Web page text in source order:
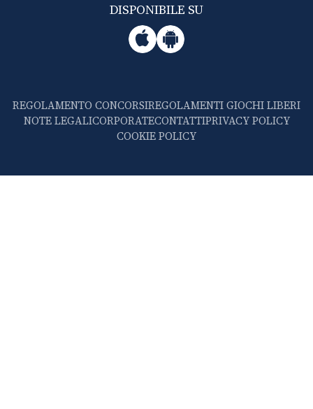
DISPONIBILE SU
REGOLAMENTO CONCORSIREGOLAMENTI GIOCHI LIBERI
NOTE LEGALICORPORATECONTATTIPRIVACY POLICY
COOKIE POLICY